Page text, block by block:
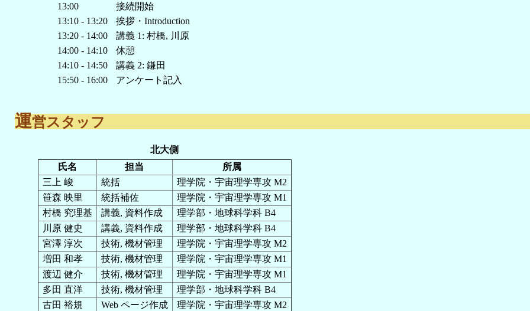
13:00
接続開始
13:10 - 13:20
挨拶・Introduction
13:20 - 14:00
講義 1: 村橋, 川原
14:00 - 14:10
休憩
14:10 - 14:50
講義 2: 鎌田
15:50 - 16:00
アンケート記入
運営スタッフ
北大側
氏名
担当
所属
三上 峻
統括
理学院・宇宙理学専攻 M2
笹森 映里
統括補佐
理学院・宇宙理学専攻 M1
村橋 究理基
講義, 資料作成
理学部・地球科学科 B4
川原 健史
講義, 資料作成
理学部・地球科学科 B4
宮澤 淳次
技術, 機材管理
理学院・宇宙理学専攻 M2
増田 和孝
技術, 機材管理
理学院・宇宙理学専攻 M1
渡辺 健介
技術, 機材管理
理学院・宇宙理学専攻 M1
多田 直洋
技術, 機材管理
理学部・地球科学科 B4
古田 裕規
Web ページ作成
理学院・宇宙理学専攻 M2